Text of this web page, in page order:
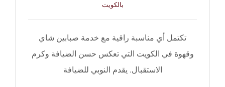
بالكويت
تكتمل أي مناسبة راقية مع خدمة صبابين شاي
وقهوة في الكويت التي تعكس حسن الضيافة وكرم
الاستقبال. يقدم النوبي للضيافة